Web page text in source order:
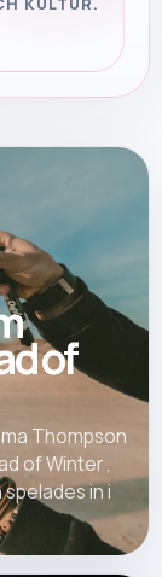
KULTUR.
of
Thompson
of Winter ,
in i